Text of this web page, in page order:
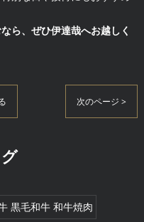
ら、ぜひ伊達哉へお越しく
次のページ >
黒毛和牛 和牛焼肉